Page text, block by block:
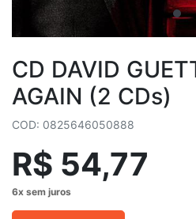
CD DAVID
AGAIN (2 CDs)
COD: 0825646050888
R$ 54,77